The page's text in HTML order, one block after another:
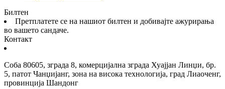
Билтен
Претплатете се на нашиот билтен и добивајте ажурирања
во вашето сандаче.
Контакт
Соба 80605, зграда 8, комерцијална зграда Хуајјан Линџи, бр.
5, патот Чанџијанг, зона на висока технологија, град Лиаоченг,
провинција Шандонг